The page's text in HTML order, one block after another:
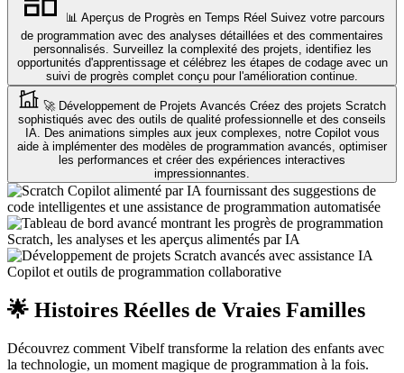
📊 Aperçus de Progrès en Temps Réel Suivez votre parcours
de programmation avec des analyses détaillées et des commentaires
personnalisés. Surveillez la complexité des projets, identifiez les
opportunités d'apprentissage et célébrez les étapes de codage avec un
suivi de progrès complet conçu pour l'amélioration continue.
🚀 Développement de Projets Avancés Créez des projets Scratch
sophistiqués avec des outils de qualité professionnelle et des conseils
IA. Des animations simples aux jeux complexes, notre Copilot vous
aide à implémenter des modèles de programmation avancés, optimiser
les performances et créer des expériences interactives
impressionnantes.
🌟 Histoires Réelles de Vraies Familles
Découvrez comment Vibelf transforme la relation des enfants avec
la technologie, un moment magique de programmation à la fois.